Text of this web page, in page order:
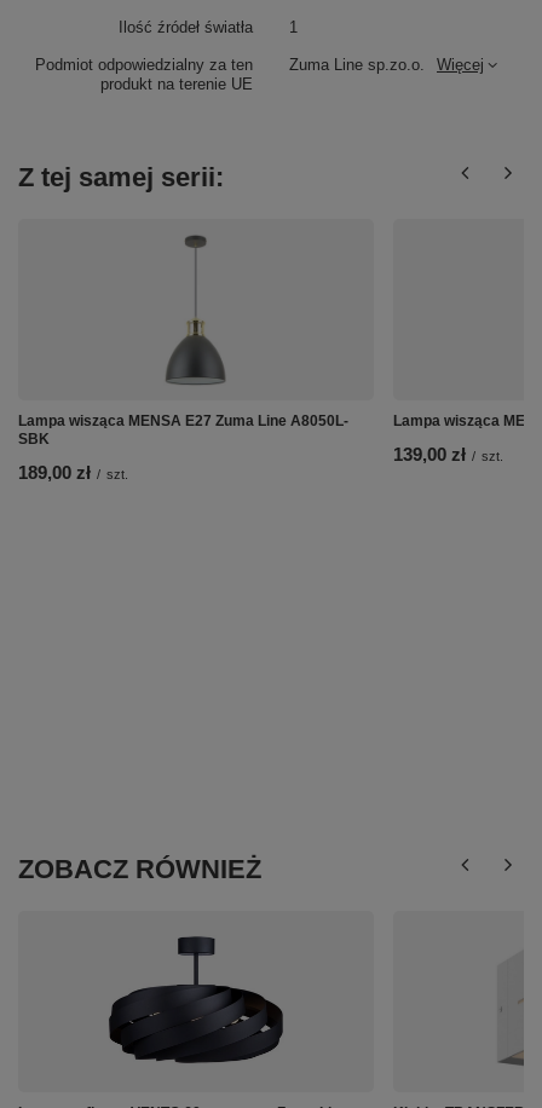
Podmiot odpowiedzialny za ten
produkt na terenie UE
Zuma Line sp.zo.o. Więcej
Ilość źródeł światła 1
Z tej samej serii:
Lampa wisząca MENSA E27 Zuma Line A8050L-
SBK
189,00 zł / szt.
Lampa wisząca
139,00 zł / szt.
ZOBACZ RÓWNIEŻ